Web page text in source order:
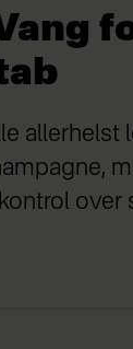
allerhelst
over